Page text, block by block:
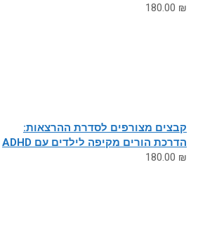
180.00 ₪
קבצים מצורפים לסדרת ההרצאות:
הדרכת הורים מקיפה לילדים עם ADHD
180.00 ₪